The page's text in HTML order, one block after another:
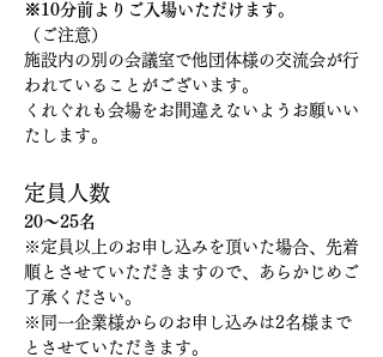
※10分前よりご入場いただけます。
（ご注意）
施設内の別の会議室で他団体様の交流会が行
われていることがございます。
くれぐれも会場をお間違えないようお願いい
たします。
定員人数
20～25名
※定員以上のお申し込みを頂いた場合、先着
順とさせていただきますので、あらかじめご
了承ください。
※同一企業様からのお申し込みは2名様まで
とさせていただきます。